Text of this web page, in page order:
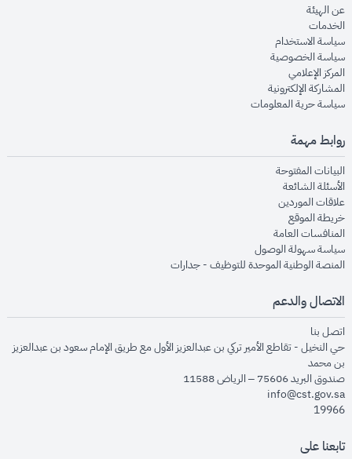
عن الهيئةopens in new window
الخدماتopens in new window
سياسة الاستخدام
سياسة الخصوصيةopens in new window
المركز الإعلاميopens in new window
المشاركة الإلكترونيةopens in new window
سياسة حرية المعلوماتopens in new window
روابط مهمة
البيانات المفتوحةopens in new window
الأسئلة الشائعةopens in new window
علاقات الموردينopens in new window
خريطة الموقعopens in new window
المنافسات العامةopens in new window
سياسة سهولة الوصولopens in new window
المنصة الوطنية الموحدة للتوظيف - جداراتopens in new window
الاتصال والدعم
اتصل بنا
حي النخيل - تقاطع الأمير تركي بن عبدالعزيز الأول مع طريق الإمام سعود بن عبدالعزيز
بن محمد
صندوق البريد 75606 – الرياض 11588
info@cst.gov.sa
19966
تابعنا على